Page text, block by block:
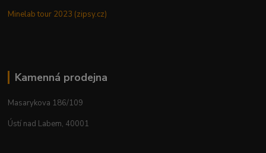
Minelab tour 2023 (zipsy.cz)
Kamenná prodejna
Masarykova 186/109
Ústí nad Labem, 40001